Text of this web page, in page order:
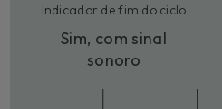
Indicador de fim do ciclo
Sim, com sinal
sonoro